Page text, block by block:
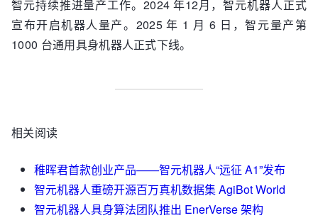
智元持续推进量产工作。2024 年12月，智元机器人正式
宣布开启机器人量产。2025 年 1 月 6 日，智元量产第
1000 台通用具身机器人正式下线。
相关阅读
稚晖君首款创业产品——智元机器人“远征 A1”发布
智元机器人重磅开源百万真机数据集 AgiBot World
智元机器人具身算法团队推出 EnerVerse 架构